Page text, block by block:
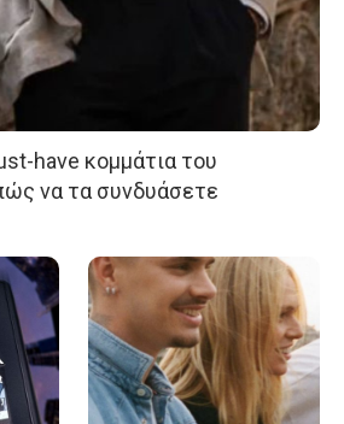
have κομμάτια του
να τα συνδυάσετε